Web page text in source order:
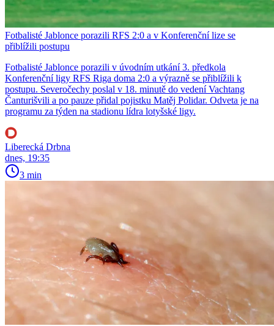
Fotbalisté Jablonce porazili RFS 2:0 a v Konferenční lize se
přiblížili postupu
Fotbalisté Jablonce porazili v úvodním utkání 3. předkola
Konferenční ligy RFS Riga doma 2:0 a výrazně se přiblížili k
postupu. Severočechy poslal v 18. minutě do vedení Vachtang
Čanturišvili a po pauze přidal pojistku Matěj Polidar. Odveta je na
programu za týden na stadionu lídra lotyšské ligy.
Liberecká Drbna
dnes, 19:35
3 min